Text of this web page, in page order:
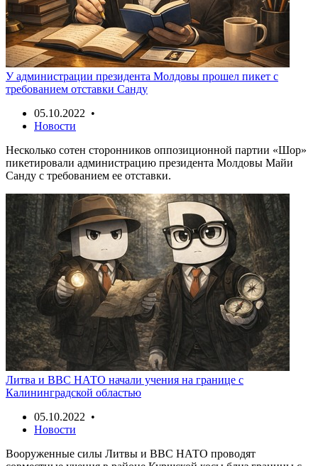
У администрации президента Молдовы прошел пикет с
требованием отставки Санду
05.10.2022 •
Новости
Несколько сотен сторонников оппозиционной партии «Шор»
пикетировали администрацию президента Молдовы Майи
Санду с требованием ее отставки.
Литва и ВВС НАТО начали учения на границе с
Калининградской областью
05.10.2022 •
Новости
Вооруженные силы Литвы и ВВС НАТО проводят